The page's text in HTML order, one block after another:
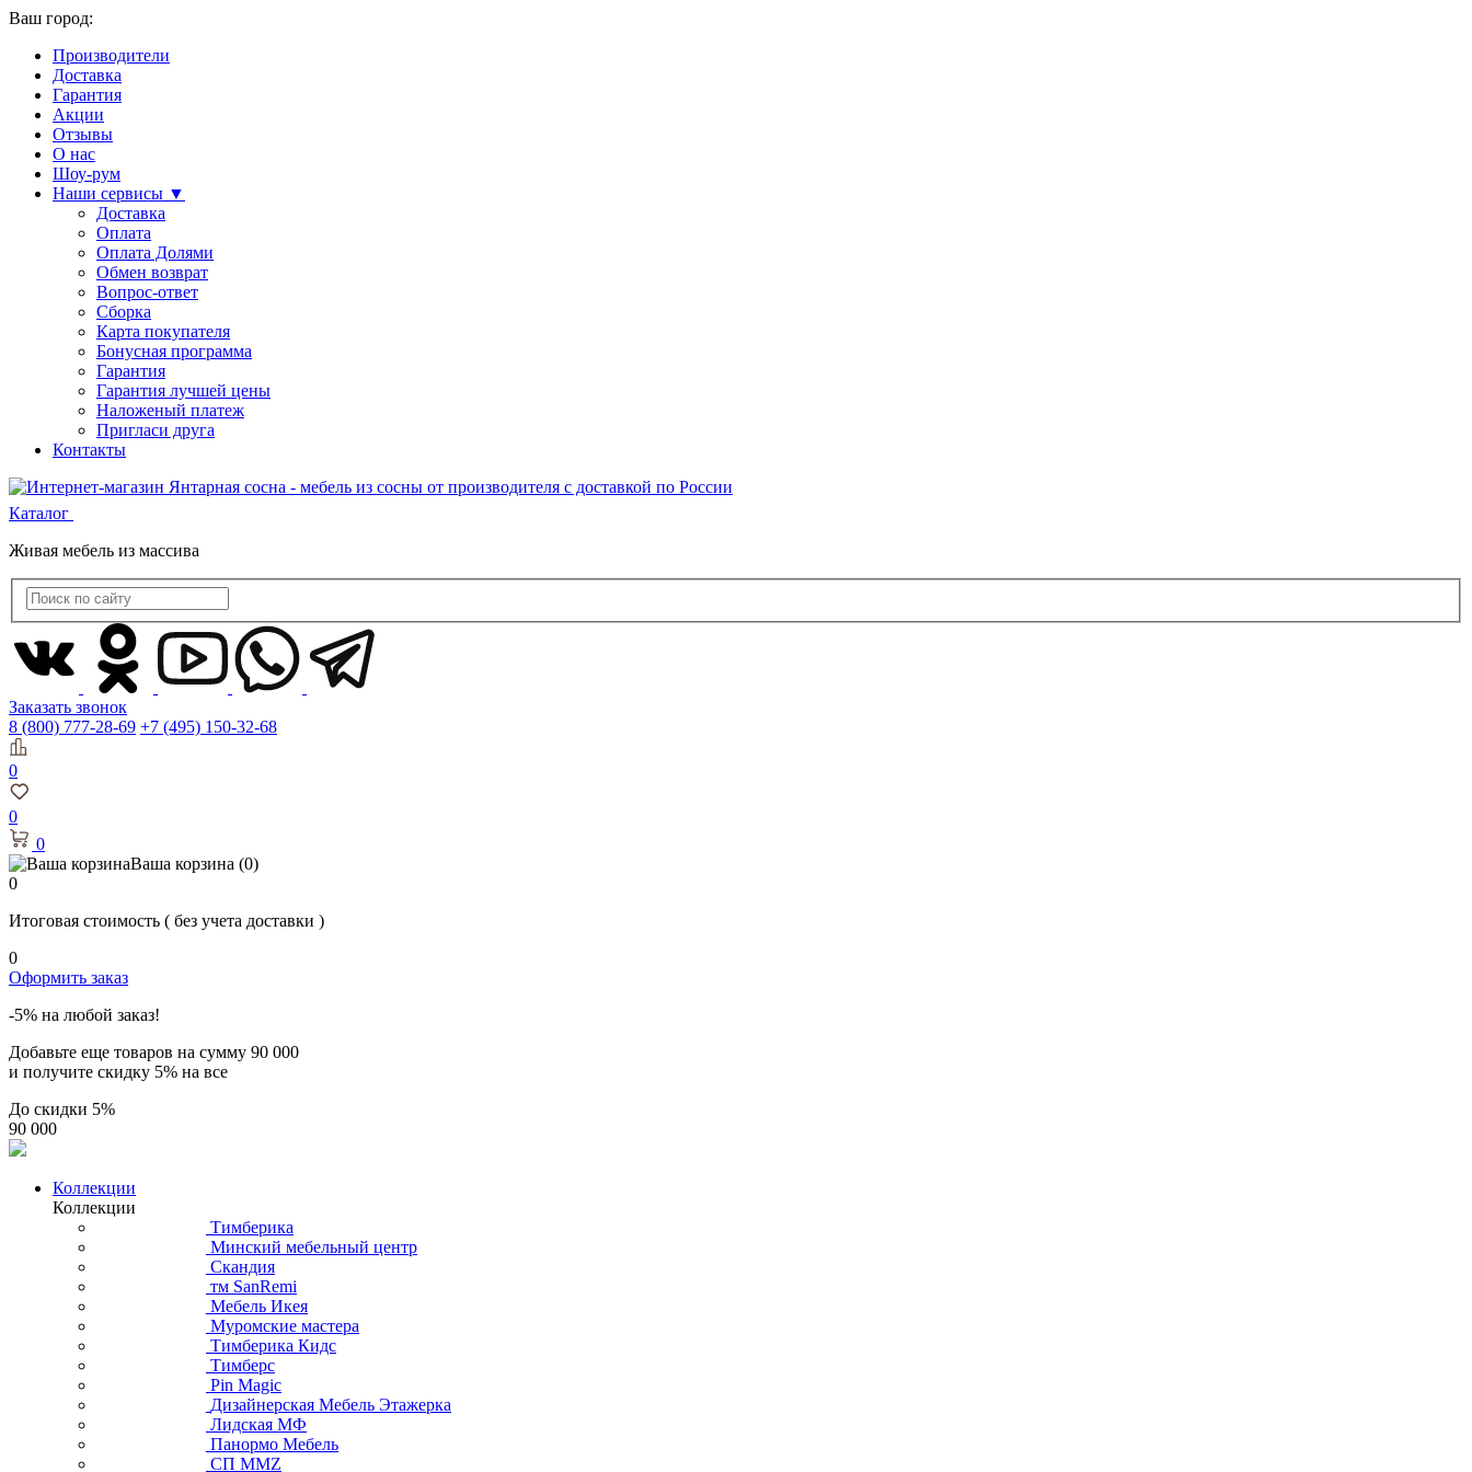
Ваш город:
Производители
Доставка
Гарантия
Акции
Отзывы
О нас
Шоу-рум
Наши сервисы ▼
Доставка
Оплата
Оплата Долями
Обмен возврат
Вопрос-ответ
Сборка
Карта покупателя
Бонусная программа
Гарантия
Гарантия лучшей цены
Наложеный платеж
Пригласи друга
Контакты
Каталог
Живая мебель из массива
Заказать звонок
8 (800) 777-28-69 +7 (495) 150-32-68
0
0
0
Ваша корзина (0)
0
Итоговая стоимость ( без учета доставки )
0
Оформить заказ
-5% на любой заказ!
Добавьте еще товаров на сумму 90 000
и получите скидку 5% на все
До скидки 5%
90 000
Коллекции
Коллекции
Тимберика
Минский мебельный центр
Скандия
тм SanRemi
Мебель Икея
Муромские мастера
Тимберика Кидс
Тимберс
Pin Magic
Дизайнерская Мебель Этажерка
Лидская МФ
Панормо Мебель
СП ММZ